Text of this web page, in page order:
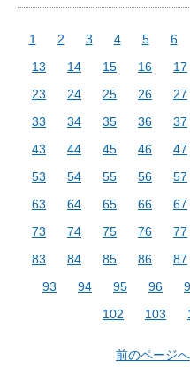
1 2 3 4 5 6
13
14 15 16 17
23
24 25 26 27
33
34 35 36 37
43
44 45 46 47
53
54 55 56 57
63
64 65 66 67
73
74 75 76 77
83
84 85 86 87
93
94 95 96
102
103
前のページへ